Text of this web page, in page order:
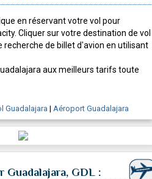
en réservant votre vol pour
Cliquer sur votre destination de vol
recherche de billet d'avion en utilisant
aux meilleurs tarifs toute
Guadalajara | Aéroport Guadalajara
Guadalajara, GDL :